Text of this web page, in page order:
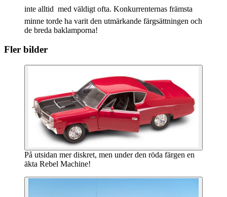
inte alltid  med väldigt ofta. Konkurrenternas främsta
minne torde ha varit den utmärkande färgsättningen och
de breda baklamporna!
Fler bilder
På utsidan mer diskret, men under den röda färgen en
äkta Rebel Machine!